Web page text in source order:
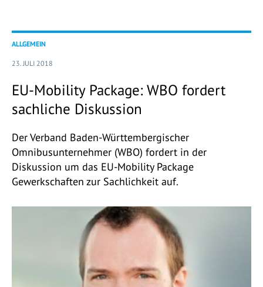
ALLGEMEIN
23. JULI 2018
EU-Mobility Package: WBO fordert
sachliche Diskussion
Der Verband Baden-Württembergischer
Omnibusunternehmer (WBO) fordert in der
Diskussion um das EU-Mobility Package
Gewerkschaften zur Sachlichkeit auf.